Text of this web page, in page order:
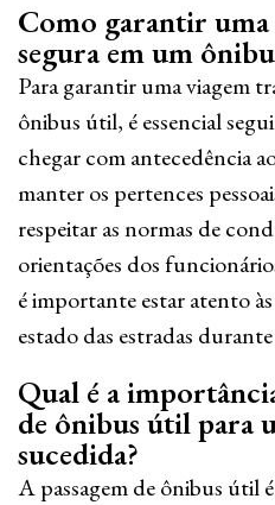
Como garantir
segura em um
Para garantir uma viagem
ônibus útil, é essencial
chegar com antecedência
manter os pertences
respeitar as normas de
orientações dos
é importante estar atento
estado das estradas
Qual é a
de ônibus útil para
sucedida?
A passagem de ônibus útil